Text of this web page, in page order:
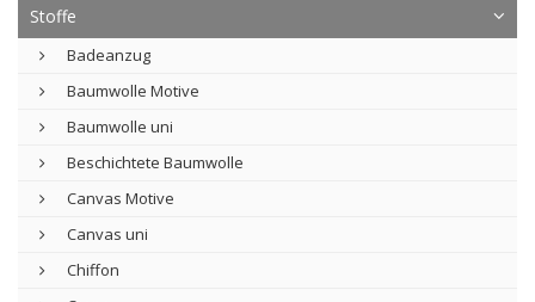
Stoffe
Badeanzug
Baumwolle Motive
Baumwolle uni
Beschichtete Baumwolle
Canvas Motive
Canvas uni
Chiffon